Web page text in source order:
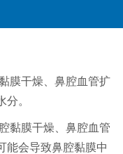
膜干燥、鼻腔血管扩
。
黏膜干燥、鼻腔血管
能会导致鼻腔黏膜中